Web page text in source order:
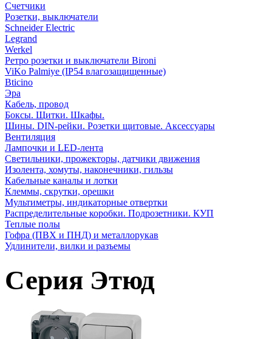
Счетчики
Розетки, выключатели
Schneider Electric
Legrand
Werkel
Ретро розетки и выключатели Bironi
ViKo Palmiye (IP54 влагозащищенные)
Bticino
Эра
Кабель, провод
Боксы. Щитки. Шкафы.
Шины. DIN-рейки. Розетки щитовые. Аксессуары
Вентиляция
Лампочки и LED-лента
Светильники, прожекторы, датчики движения
Изолента, хомуты, наконечники, гильзы
Кабельные каналы и лотки
Клеммы, скрутки, орешки
Мультиметры, индикаторные отвертки
Распределительные коробки. Подрозетники. КУП
Теплые полы
Гофра (ПВХ и ПНД) и металлорукав
Удлинители, вилки и разъемы
Серия Этюд